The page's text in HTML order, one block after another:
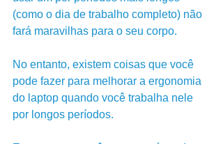
(como o dia de trabalho completo) não
fará maravilhas para o seu corpo.
No entanto, existem coisas que você
pode fazer para melhorar a ergonomia
do laptop quando você trabalha nele
por longos períodos.